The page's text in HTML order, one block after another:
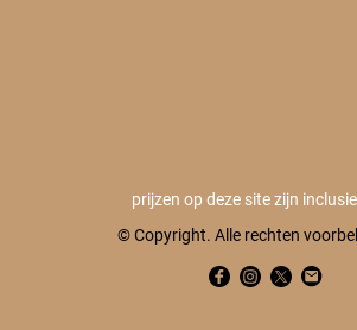
prijzen op deze site zijn
© Copyright. Alle rechten